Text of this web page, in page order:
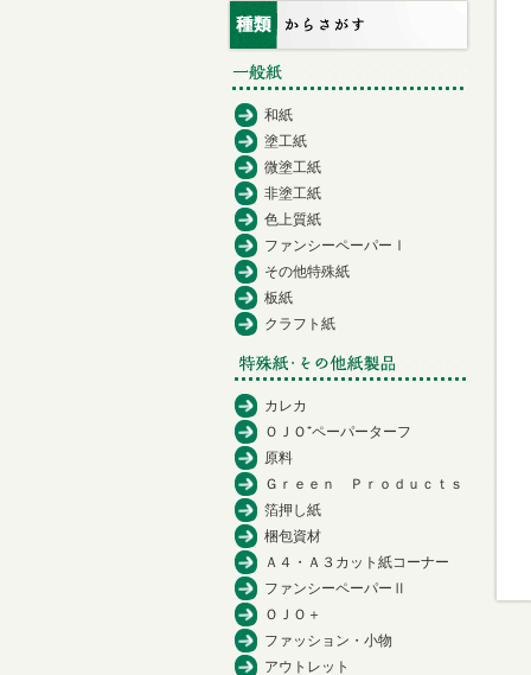
和紙
塗工紙
微塗工紙
非塗工紙
色上質紙
ファンシーペーパーⅠ
その他特殊紙
板紙
クラフト紙
カレカ
ＯＪＯ⁺ペーパーターフ
原料
Ｇｒｅｅｎ Ｐｒｏｄｕｃｔｓ
箔押し紙
梱包資材
Ａ４・Ａ３カット紙コーナー
ファンシーペーパーⅡ
ＯＪＯ＋
ファッション・小物
アウトレット